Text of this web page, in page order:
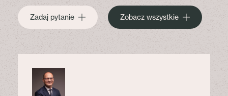
Zadaj pytanie Zobacz wszystkie